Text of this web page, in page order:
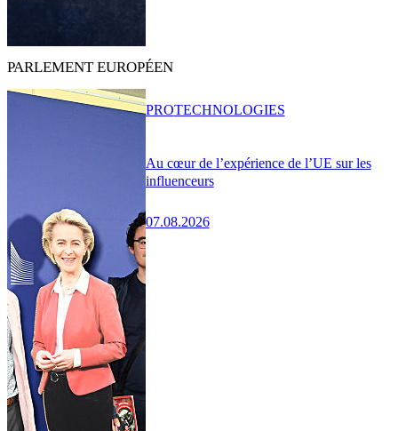
PARLEMENT EUROPÉEN
Au cœur de l’expérience de l’UE sur les
influenceurs
07.08.2026
PROTECHNOLOGIES